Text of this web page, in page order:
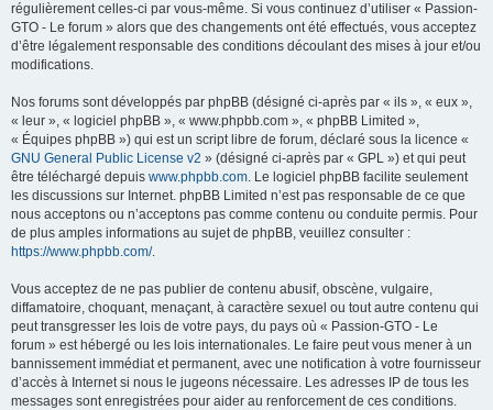
régulièrement celles-ci par vous-même. Si vous continuez d’utiliser « Passion-
GTO - Le forum » alors que des changements ont été effectués, vous acceptez
d’être légalement responsable des conditions découlant des mises à jour et/ou
modifications.
Nos forums sont développés par phpBB (désigné ci-après par « ils », « eux »,
« leur », « logiciel phpBB », « www.phpbb.com », « phpBB Limited »,
« Équipes phpBB ») qui est un script libre de forum, déclaré sous la licence «
GNU General Public License v2 » (désigné ci-après par « GPL ») et qui peut
être téléchargé depuis www.phpbb.com. Le logiciel phpBB facilite seulement
les discussions sur Internet. phpBB Limited n’est pas responsable de ce que
nous acceptons ou n’acceptons pas comme contenu ou conduite permis. Pour
de plus amples informations au sujet de phpBB, veuillez consulter :
https://www.phpbb.com/.
Vous acceptez de ne pas publier de contenu abusif, obscène, vulgaire,
diffamatoire, choquant, menaçant, à caractère sexuel ou tout autre contenu qui
peut transgresser les lois de votre pays, du pays où « Passion-GTO - Le
forum » est hébergé ou les lois internationales. Le faire peut vous mener à un
bannissement immédiat et permanent, avec une notification à votre fournisseur
d’accès à Internet si nous le jugeons nécessaire. Les adresses IP de tous les
messages sont enregistrées pour aider au renforcement de ces conditions.